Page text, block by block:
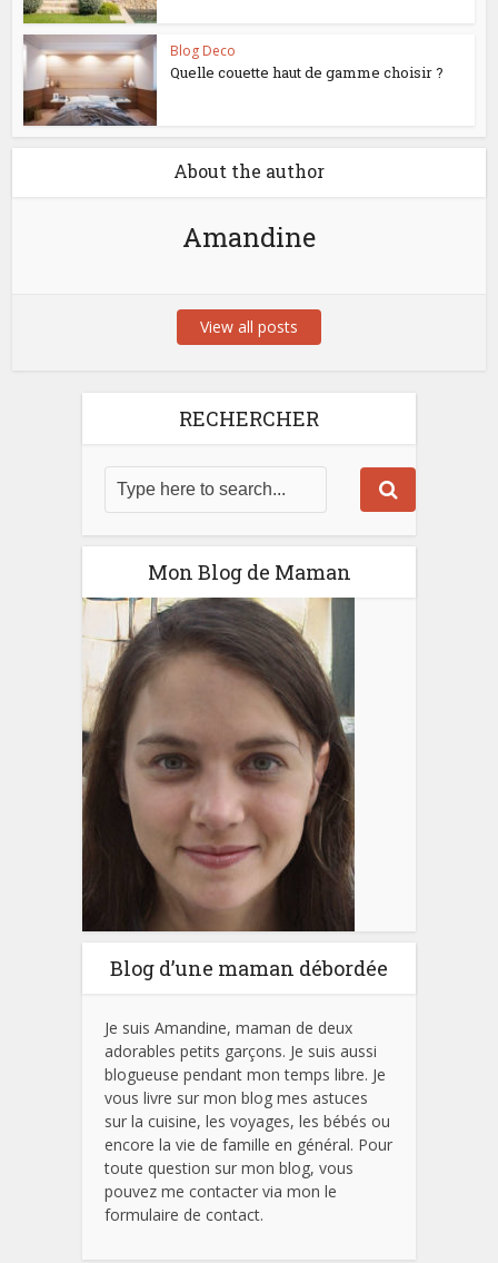
Blog Deco
Quelle couette haut de gamme choisir ?
About the author
Amandine
View all posts
RECHERCHER
Mon Blog de Maman
Blog d’une maman débordée
Je suis Amandine, maman de deux
adorables petits garçons. Je suis aussi
blogueuse pendant mon temps libre. Je
vous livre sur mon blog mes astuces
sur la cuisine, les voyages, les bébés ou
encore la vie de famille en général. Pour
toute question sur mon blog, vous
pouvez me contacter via mon le
formulaire de contact.